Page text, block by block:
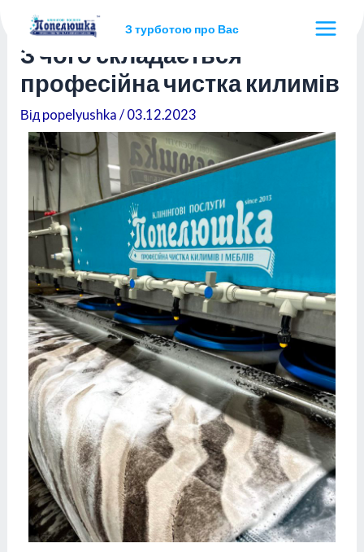
З турботою про Вас
З чого складається
професійна чистка килимів
Від popelyushka/ 03.12.2023